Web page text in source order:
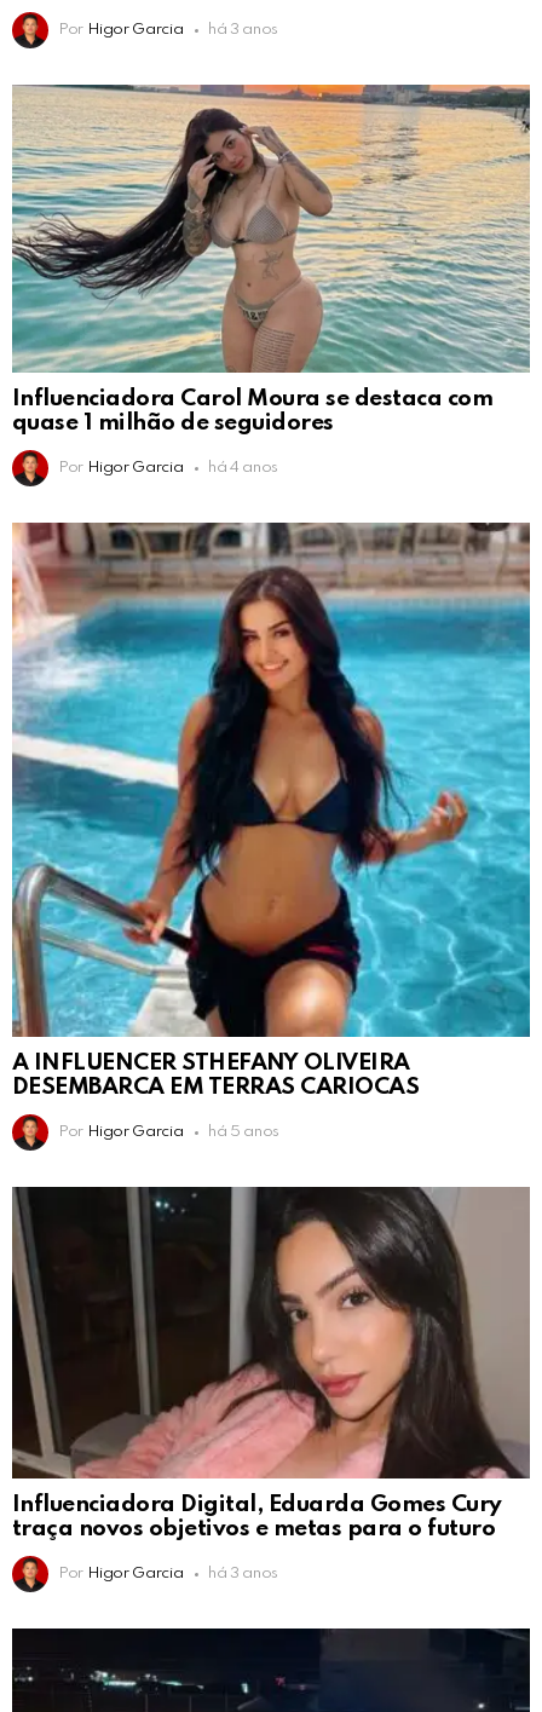
Por Higor Garcia há 3 anos
Influenciadora Carol Moura se destaca com
quase 1 milhão de seguidores
Por Higor Garcia há 4 anos
A INFLUENCER STHEFANY OLIVEIRA
DESEMBARCA EM TERRAS CARIOCAS
Por Higor Garcia há 5 anos
Influenciadora Digital, Eduarda Gomes Cury
traça novos objetivos e metas para o futuro
Por Higor Garcia há 3 anos